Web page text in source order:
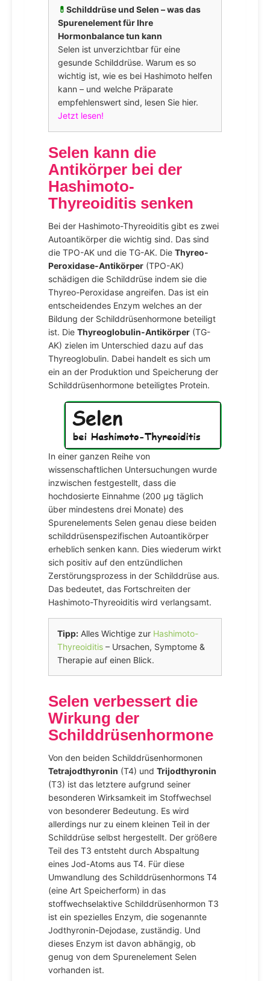
💊 Schilddrüse und Selen – was das
Spurenelement für Ihre
Hormonbalance tun kann
Selen ist unverzichtbar für eine
gesunde Schilddrüse. Warum es so
wichtig ist, wie es bei Hashimoto helfen
kann – und welche Präparate
empfehlenswert sind, lesen Sie hier.
Jetzt lesen!
Selen kann die
Antikörper bei der
Hashimoto-
Thyreoiditis senken
Bei der Hashimoto-Thyreoiditis gibt es zwei
Autoantikörper die wichtig sind. Das sind
die TPO-AK und die TG-AK. Die Thyreo-
Peroxidase-Antikörper (TPO-AK)
schädigen die Schilddrüse indem sie die
Thyreo-Peroxidase angreifen. Das ist ein
entscheidendes Enzym welches an der
Bildung der Schilddrüsenhormone beteiligt
ist. Die Thyreoglobulin-Antikörper (TG-
AK) zielen im Unterschied dazu auf das
Thyreoglobulin. Dabei handelt es sich um
ein an der Produktion und Speicherung der
Schilddrüsenhormone beteiligtes Protein.
In einer ganzen Reihe von
wissenschaftlichen Untersuchungen wurde
inzwischen festgestellt, dass die
hochdosierte Einnahme (200 µg täglich
über mindestens drei Monate) des
Spurenelements Selen genau diese beiden
schilddrüsenspezifischen Autoantikörper
erheblich senken kann. Dies wiederum wirkt
sich positiv auf den entzündlichen
Zerstörungsprozess in der Schilddrüse aus.
Das bedeutet, das Fortschreiten der
Hashimoto-Thyreoiditis wird verlangsamt.
Tipp: Alles Wichtige zur Hashimoto-
Thyreoiditis – Ursachen, Symptome &
Therapie auf einen Blick.
Selen verbessert die
Wirkung der
Schilddrüsenhormone
Von den beiden Schilddrüsenhormonen
Tetrajodthyronin (T4) und Trijodthyronin
(T3) ist das letztere aufgrund seiner
besonderen Wirksamkeit im Stoffwechsel
von besonderer Bedeutung. Es wird
allerdings nur zu einem kleinen Teil in der
Schilddrüse selbst hergestellt. Der größere
Teil des T3 entsteht durch Abspaltung
eines Jod-Atoms aus T4. Für diese
Umwandlung des Schilddrüsenhormons T4
(eine Art Speicherform) in das
stoffwechselaktive Schilddrüsenhormon T3
ist ein spezielles Enzym, die sogenannte
Jodthyronin-Dejodase, zuständig. Und
dieses Enzym ist davon abhängig, ob
genug von dem Spurenelement Selen
vorhanden ist.